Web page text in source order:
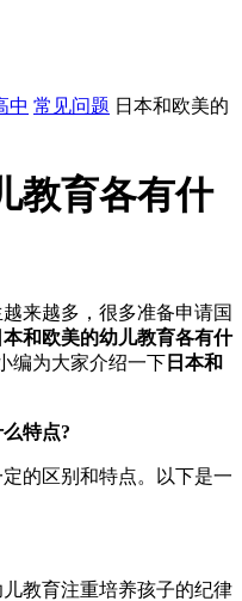
中 常见问题 日本和欧美的
教育各有什
来越多，很多准备申请国
本和欧美的幼儿教育各有什
编为大家介绍一下 日本和
特点?
的区别和特点。以下是一
教育注重培养孩子的纪律